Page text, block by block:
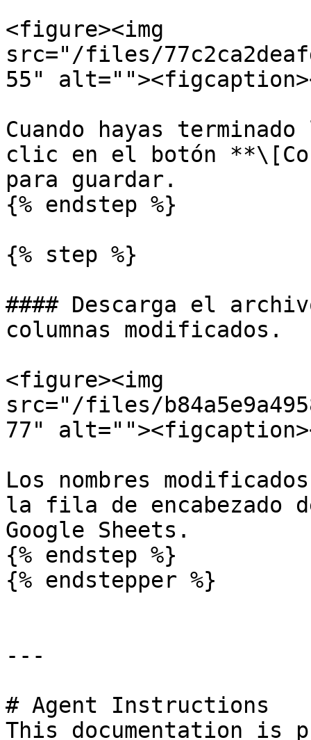
<figure><img
src="/files/
55"
Cuando hayas
clic en el botón
para guardar.
{% endstep %}
{% step %}
#### Descarga el
columnas modificados.
<figure><img
src="/files/
77"
Los nombres
la fila de encabezado
Google Sheets.
{% endstep %}
{% endstepper %}
---
# Agent Instructions
This documentation is